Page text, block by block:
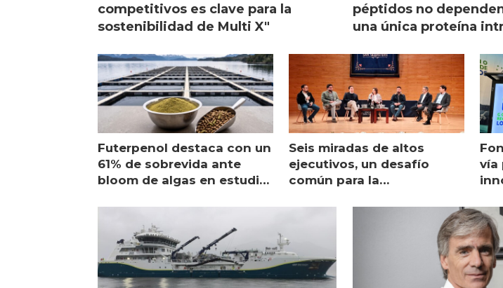
competitivos es clave para la
sostenibilidad de Multi X"
péptidos no
una única proteína
Futerpenol destaca con un
61% de sobrevida ante
bloom de algas en estudio
Seis miradas de altos
ejecutivos, un desafío
común para la
vía